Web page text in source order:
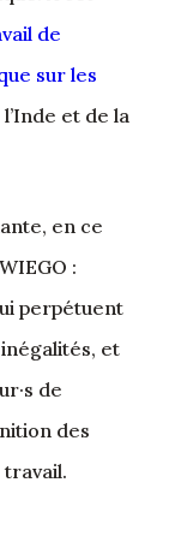
de
sur les
et de la
en ce
:
perpétuent
et
de
des